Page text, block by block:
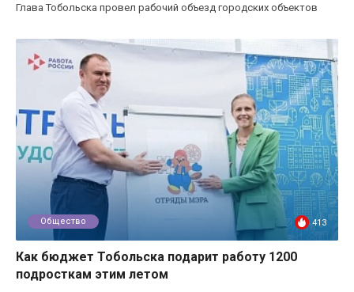
Глава Тобольска провел рабочий объезд городских объектов
Общество 413
Как бюджет Тобольска подарит работу 1200
подросткам этим летом